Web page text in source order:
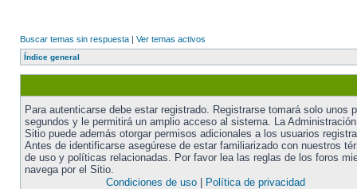
Buscar temas sin respuesta | Ver temas activos
Índice general
Para autenticarse debe estar registrado. Registrarse tomará solo unos
segundos y le permitirá un amplio acceso al sistema. La
Sitio puede además otorgar permisos adicionales a los usuarios
Antes de identificarse asegúrese de estar familiarizado con nuestros
de uso y políticas relacionadas. Por favor lea las reglas de los foros
navega por el Sitio.
Condiciones de uso| Política de privacidad